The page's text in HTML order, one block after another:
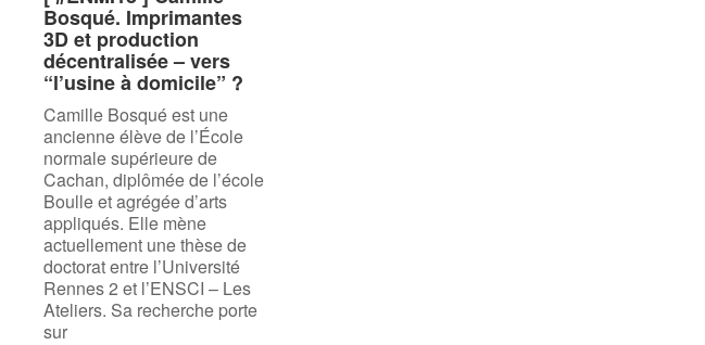
Bosqué. Imprimantes
3D et production
décentralisée – vers
“l’usine à domicile” ?
Camille Bosqué est une
ancienne élève de l’École
normale supérieure de
Cachan, diplômée de l’école
Boulle et agrégée d’arts
appliqués. Elle mène
actuellement une thèse de
doctorat entre l’Université
Rennes 2 et l’ENSCI – Les
Ateliers. Sa recherche porte
sur
Bosqué. Imprimantes
3D et production
décentralisée – vers
“l’usine à domicile” ?